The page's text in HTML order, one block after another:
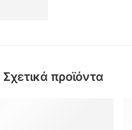
Σχετικά προϊόντα